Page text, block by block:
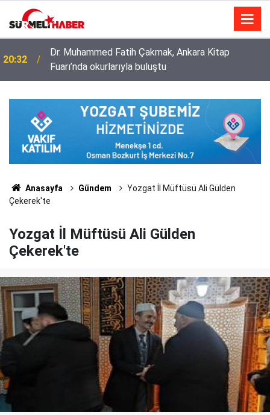
14:52
Diyanet İşleri Başkanlığı ile Türkiye Diyanet Vakfı
milyonları sevindirdi
Anasayfa Gündem
Yozgat İl Müftüsü Ali Gülden
Çekerek'te
Yozgat İl Müftüsü Ali Gülden
Çekerek'te